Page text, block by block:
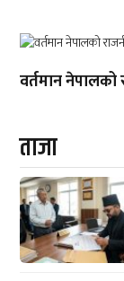
वर्तमान
ताजा